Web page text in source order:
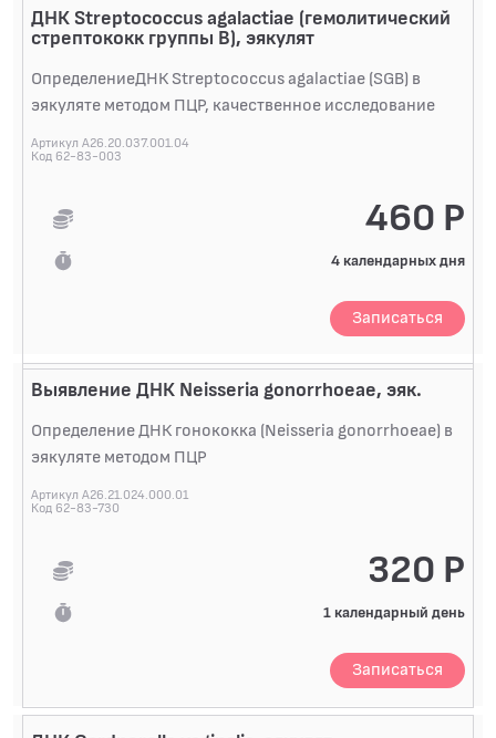
ДНК Streptococcus agalactiae (гемолитический
стрептококк группы В), эякулят
ОпределениеДНК Streptococcus agalactiae (SGB) в
эякуляте методом ПЦР, качественное исследование
Артикул A26.20.037.001.04
Код 62-83-003
460 Р
4 календарных дня
Записаться
Выявление ДНК Neisseria gonorrhoeae, эяк.
Определение ДНК гонококка (Neisseria gonorrhoeae) в
эякуляте методом ПЦР
Артикул A26.21.024.000.01
Код 62-83-730
320 Р
1 календарный день
Записаться